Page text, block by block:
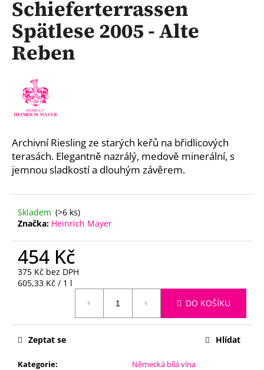
Schieferterrassen
Spätlese 2005 - Alte
Reben
Archivní Riesling ze starých keřů na břidlicových
terasách. Elegantně nazrálý, medově minerální, s
jemnou sladkostí a dlouhým závěrem.
Skladem (>6 ks)
Značka: Heinrich Mayer
454 Kč
375 Kč bez DPH
Měrná
605,33 Kč / 1 l
DO KOŠÍKU
Kategorie: Německá bílá vína
Zeptat se Hlídat
a
j
í
t
p
o
r
u
u